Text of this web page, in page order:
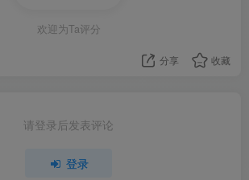
欢迎为Ta评分
分享 收藏
请登录后发表评论
登录